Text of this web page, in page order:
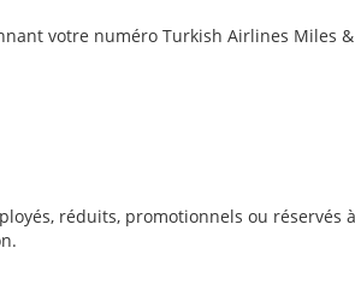
votre numéro Turkish Airlines Miles
réduits, promotionnels ou réservés